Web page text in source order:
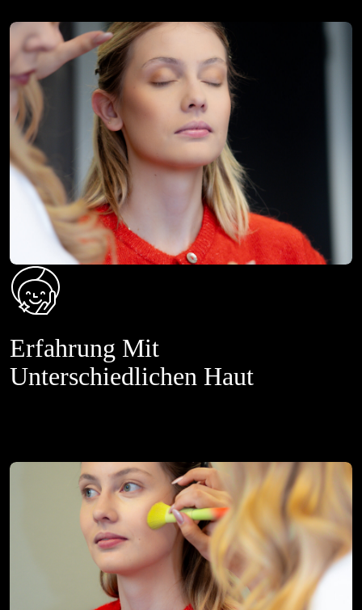
Erfahrung Mit
Unterschiedlichen Haut